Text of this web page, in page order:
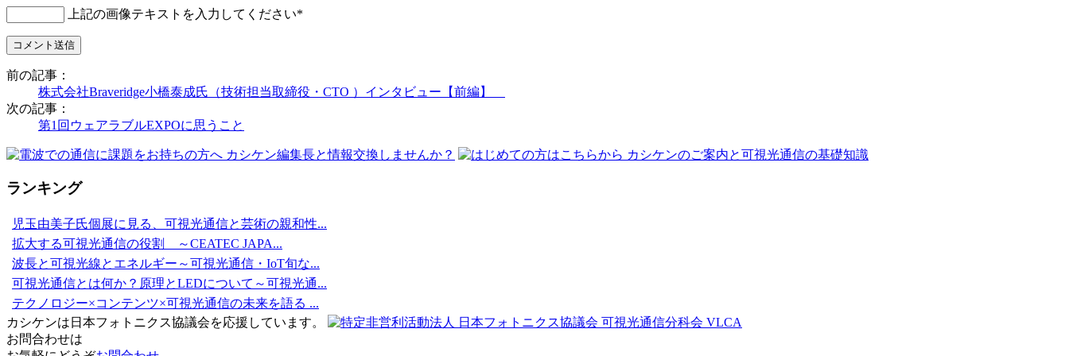
上記の画像テキストを入力してください*
前の記事：
株式会社Braveridge小橋泰成氏（技術担当取締役・CTO ）インタビュー【前編】
次の記事：
第1回ウェアラブルEXPOに思うこと
ランキング
児玉由美子氏個展に見る、可視光通信と芸術の親和性...
拡大する可視光通信の役割 ～CEATEC JAPA...
波長と可視光線とエネルギー～可視光通信・IoT旬な...
可視光通信とは何か？原理とLEDについて～可視光通...
テクノロジー×コンテンツ×可視光通信の未来を語る ...
カシケンは日本フォトニクス協議会を応援しています。
お問合わせは